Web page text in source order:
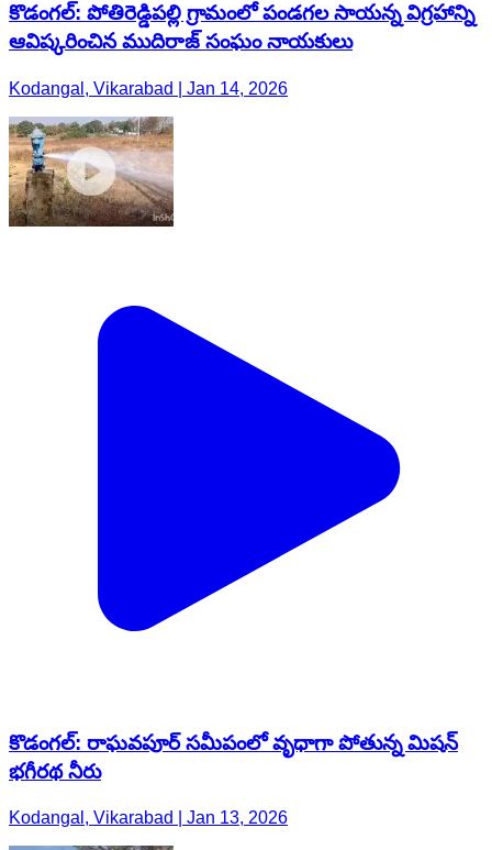
కొడంగల్: పోతిరెడ్డిపల్లి గ్రామంలో పండగల సాయన్న విగ్రహాన్ని
ఆవిష్కరించిన ముదిరాజ్ సంఘం నాయకులు
Kodangal, Vikarabad | Jan 14, 2026
కొడంగల్: రాఘవపూర్ సమీపంలో వృధాగా పోతున్న మిషన్
భగీరథ నీరు
Kodangal, Vikarabad | Jan 13, 2026